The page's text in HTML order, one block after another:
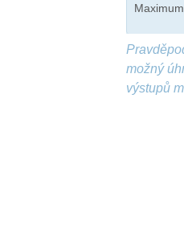
Maximum
možný
výstupů